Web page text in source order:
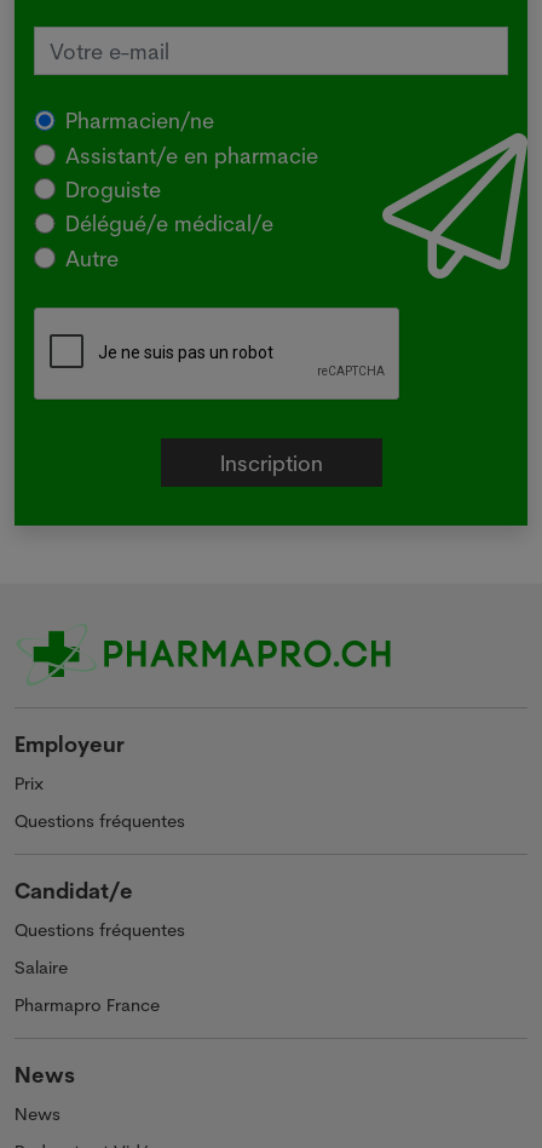
Pharmacien/ne
Assistant/e en pharmacie
Droguiste
Délégué/e médical/e
Autre
Employeur
Prix
Questions fréquentes
Candidat/e
Questions fréquentes
Salaire
Pharmapro France
News
News